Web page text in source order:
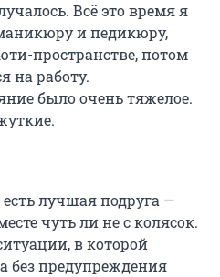
Всё это время я
и педикюру,
пространстве, потом
на работу.
было очень тяжелое.
лучшая подруга —
чуть ли не с колясок.
в которой
без предупреждения